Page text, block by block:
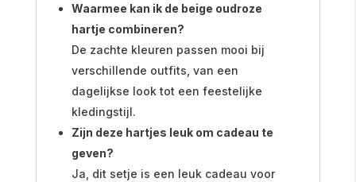
Waarmee kan ik de beige oudroze
hartje combineren?
De zachte kleuren passen mooi bij
verschillende outfits, van een
dagelijkse look tot een feestelijke
kledingstijl.
Zijn deze hartjes leuk om cadeau te
geven?
Ja, dit setje is een leuk cadeau voor